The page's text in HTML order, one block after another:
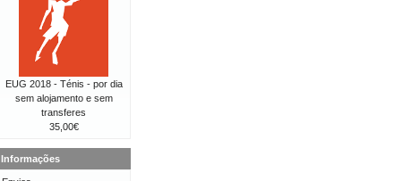
EUG 2018 - Ténis - por dia
sem alojamento e sem
transferes
35,00€
Informações